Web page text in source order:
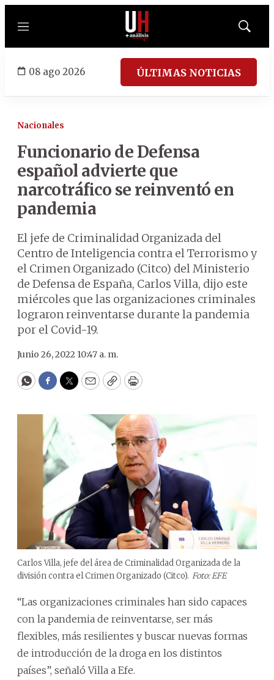
Menú
Mostrar
08 ago 2026 ÚLTIMAS NOTICIAS
Nacionales
Funcionario de Defensa
español advierte que
narcotráfico se reinventó en
pandemia
El jefe de Criminalidad Organizada del
Centro de Inteligencia contra el Terrorismo y
el Crimen Organizado (Citco) del Ministerio
de Defensa de España, Carlos Villa, dijo este
miércoles que las organizaciones criminales
lograron reinventarse durante la pandemia
por el Covid-19.
Junio 26, 2022 10:47 a. m.
WhatsApp
Facebook
Twitter
EmailCopyPrint
Carlos Villa, jefe del área de Criminalidad Organizada de la
división contra el Crimen Organizado (Citco). Foto: EFE
“Las organizaciones criminales han sido capaces
con la pandemia de reinventarse, ser más
flexibles, más resilientes y buscar nuevas formas
de introducción de la droga en los distintos
países”, señaló Villa a Efe.